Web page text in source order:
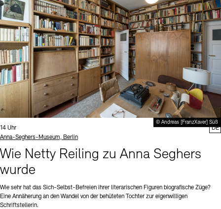
© Andreas [FranzXaver] Süß
Uhrzeit:
14 Uhr
Standort
Anna-Seghers-Museum, Berlin
Wie Netty Reiling zu Anna Seghers
wurde
Wie sehr hat das Sich-Selbst-Befreien ihrer literarischen Figuren biografische Züge?
Eine Annäherung an den Wandel von der behüteten Tochter zur eigenwilligen
Schriftstellerin.
DE